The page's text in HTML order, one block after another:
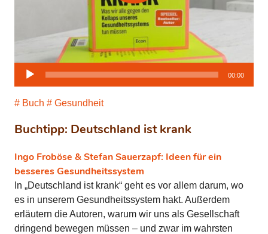
Buchtipp: Deutschland ist krank
Ingo Froböse & Stefan Sauerzapf: Ideen für ein
besseres Gesundheitssystem
Buch Gesundheit
Audio-
00:00
In „Deutschland ist krank“ geht es vor allem darum, wo
es in unserem Gesundheitssystem hakt. Außerdem
erläutern die Autoren, warum wir uns als Gesellschaft
dringend bewegen müssen – und zwar im wahrsten